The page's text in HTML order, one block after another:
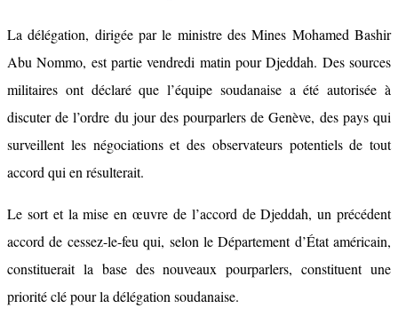
La délégation, dirigée par le ministre des Mines Mohamed Bashir
Abu Nommo, est partie vendredi matin pour Djeddah. Des sources
militaires ont déclaré que l’équipe soudanaise a été autorisée à
discuter de l’ordre du jour des pourparlers de Genève, des pays qui
surveillent les négociations et des observateurs potentiels de tout
accord qui en résulterait.
Le sort et la mise en œuvre de l’accord de Djeddah, un précédent
accord de cessez-le-feu qui, selon le Département d’État américain,
constituerait la base des nouveaux pourparlers, constituent une
priorité clé pour la délégation soudanaise.